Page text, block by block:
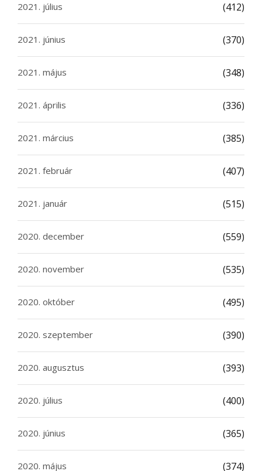
2021. július (412)
2021. június (370)
2021. május (348)
2021. április (336)
2021. március (385)
2021. február (407)
2021. január (515)
2020. december (559)
2020. november (535)
2020. október (495)
2020. szeptember (390)
2020. augusztus (393)
2020. július (400)
2020. június (365)
2020. május (374)